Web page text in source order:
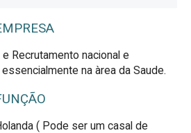
Recrutamento nacional e
na àrea da Saude.
( Pode ser um casal de